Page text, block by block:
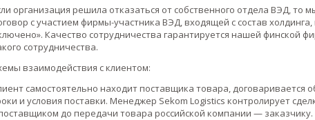
организация решила отказаться от собственного отдела ВЭД,
с участием фирмы-участника ВЭД, входящей с состав
Качество сотрудничества гарантируется нашей финской
сотрудничества.
взаимодействия с клиентом:
самостоятельно находит поставщика товара, договаривается
и условия поставки. Менеджер Sekom Logistics контролирует
до передачи товара российской компании — заказчику.